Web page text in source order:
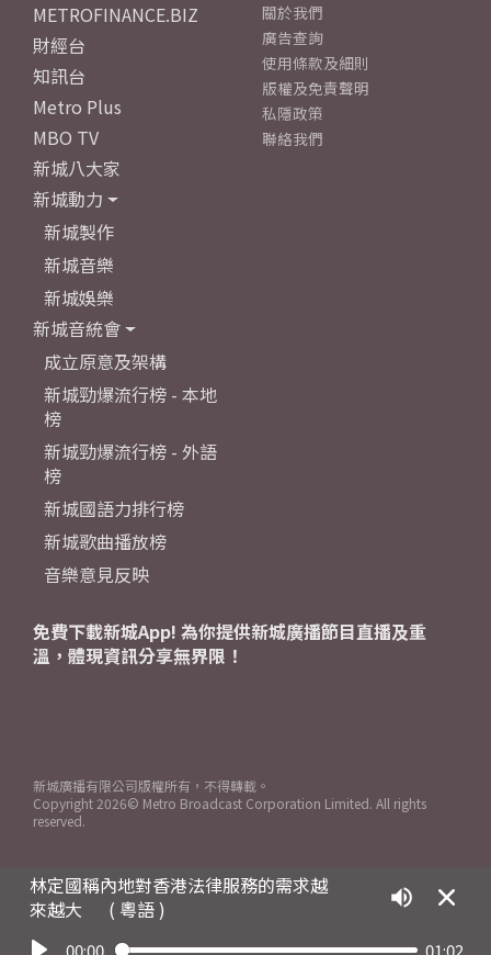
林定國稱內地對香港法律服務的需求越
來越大
( 粵語 )
00:00 01:02
METROFINANCE.BIZ
財經台
知訊台
Metro Plus
MBO TV
新城八大家
新城動力
新城製作
新城音樂
新城娛樂
新城音統會
成立原意及架構
新城勁爆流行榜 - 本地
榜
新城勁爆流行榜 - 外語
榜
新城國語力排行榜
新城歌曲播放榜
音樂意見反映
關於我們
廣告查詢
使用條款及細則
版權及免責聲明
私隱政策
聯絡我們
免費下載新城App! 為你提供新城廣播節目直播及重
溫，體現資訊分享無界限！
新城廣播有限公司版權所有，不得轉載。
Copyright 2026© Metro Broadcast Corporation Limited. All rights
reserved.